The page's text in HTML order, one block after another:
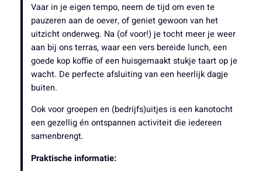
Vaar in je eigen tempo, neem de tijd om even te
pauzeren aan de oever, of geniet gewoon van het
uitzicht onderweg. Na (of voor!) je tocht meer je weer
aan bij ons terras, waar een vers bereide lunch, een
goede kop koffie of een huisgemaakt stukje taart op je
wacht. De perfecte afsluiting van een heerlijk dagje
buiten.
Ook voor groepen en (bedrijfs)uitjes is een kanotocht
een gezellig én ontspannen activiteit die iedereen
samenbrengt.
Praktische informatie: